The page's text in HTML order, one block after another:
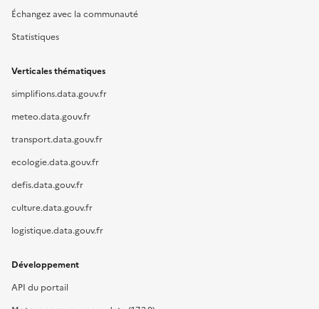
Échangez avec la communauté
Statistiques
Verticales thématiques
simplifions.data.gouv.fr
meteo.data.gouv.fr
transport.data.gouv.fr
ecologie.data.gouv.fr
defis.data.gouv.fr
culture.data.gouv.fr
logistique.data.gouv.fr
Développement
API du portail